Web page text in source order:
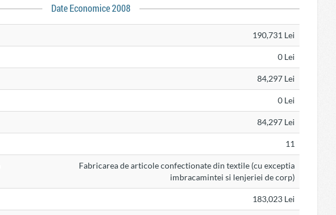
Date Economice 2008
190,731 Lei
0 Lei
84,297 Lei
0 Lei
84,297 Lei
11
Fabricarea de articole confectionate din textile (cu exceptia
imbracamintei si lenjeriei de corp)
183,023 Lei